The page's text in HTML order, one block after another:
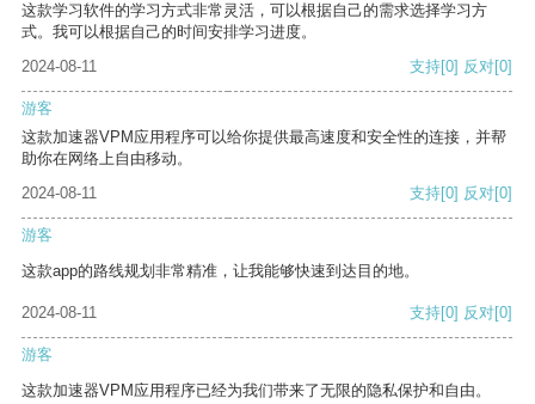
这款学习软件的学习方式非常灵活，可以根据自己的需求选择学习方
式。我可以根据自己的时间安排学习进度。
2024-08-11
支持[0] 反对[0]
游客
这款加速器VPM应用程序可以给你提供最高速度和安全性的连接，并帮
助你在网络上自由移动。
2024-08-11
支持[0] 反对[0]
游客
这款app的路线规划非常精准，让我能够快速到达目的地。
2024-08-11 支持[0] 反对[0]
游客
这款加速器VPM应用程序已经为我们带来了无限的隐私保护和自由。